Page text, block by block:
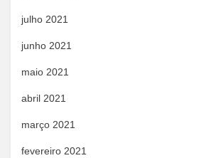
julho 2021
junho 2021
maio 2021
abril 2021
março 2021
fevereiro 2021